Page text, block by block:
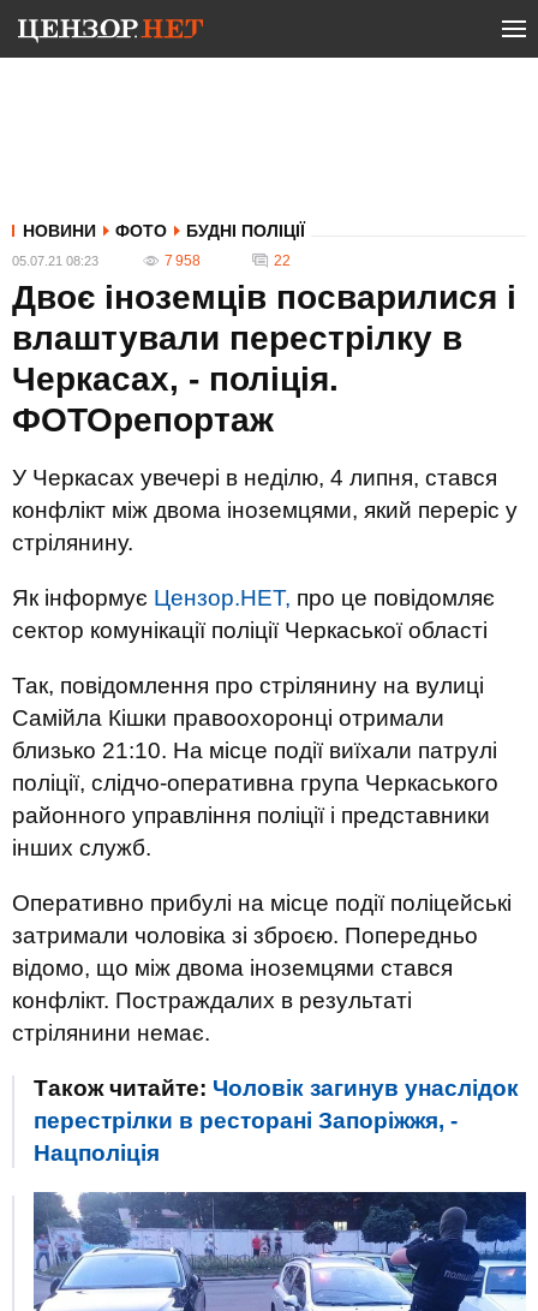
НОВИНИ ФОТО БУДНІ ПОЛІЦІЇ
05.07.21 08:23 7 958 22
Двоє іноземців посварилися і
влаштували перестрілку в
Черкасах, - поліція.
ФОТОрепортаж
У Черкасах увечері в неділю, 4 липня, стався
конфлікт між двома іноземцями, який переріс у
стрілянину.
Як інформує Цензор.НЕТ, про це повідомляє
сектор комунікації поліції Черкаської області
Так, повідомлення про стрілянину на вулиці
Самійла Кішки правоохоронці отримали
близько 21:10. На місце події виїхали патрулі
поліції, слідчо-оперативна група Черкаського
районного управління поліції і представники
інших служб.
Оперативно прибулі на місце події поліцейські
затримали чоловіка зі зброєю. Попередньо
відомо, що між двома іноземцями стався
конфлікт. Постраждалих в результаті
стрілянини немає.
Також читайте: Чоловік загинув унаслідок
перестрілки в ресторані Запоріжжя, -
Нацполіція